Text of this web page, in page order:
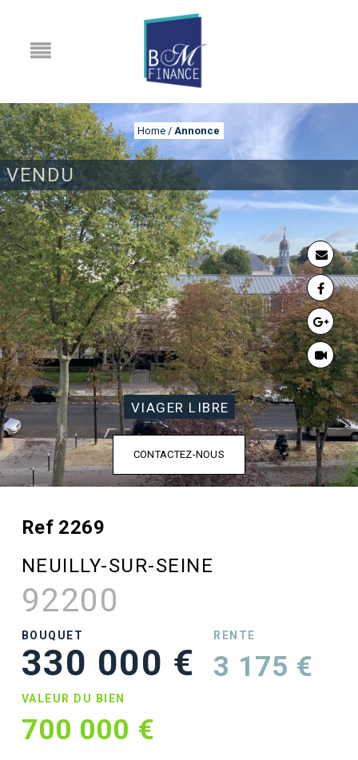
VENDU
Home / Annonce
ANNONCE
VIAGER LIBRE
CONTACTEZ-NOUS
Ref 2269
NEUILLY-SUR-SEINE
92200
BOUQUET
330 000 €
RENTE
3 175 €
VALEUR DU BIEN
700 000 €